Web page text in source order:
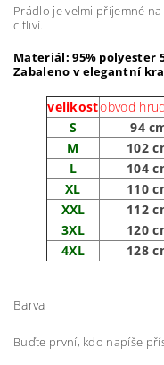
Prádlo je velmi příjemné
citliví.
Materiál: 95% polyester
Zabaleno v elegantní
velikostobvod
S
94
M
102
L
104
XL
110
XXL
112
3XL
120
4XL
128
Barva
Buďte první, kdo napíše